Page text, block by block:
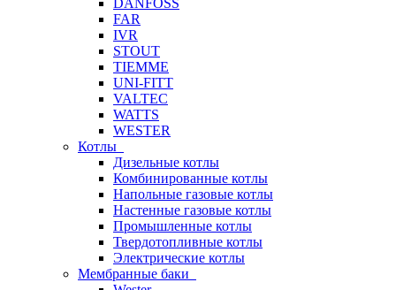
DANFOSS
FAR
IVR
STOUT
TIEMME
UNI-FITT
VALTEC
WATTS
WESTER
Котлы
Дизельные котлы
Комбинированные котлы
Напольные газовые котлы
Настенные газовые котлы
Промышленные котлы
Твердотопливные котлы
Электрические котлы
Мембранные баки